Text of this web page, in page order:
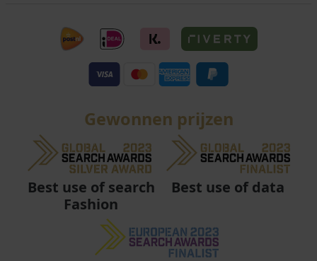
Gewonnen prijzen
Best use of search
Fashion
Best use of data